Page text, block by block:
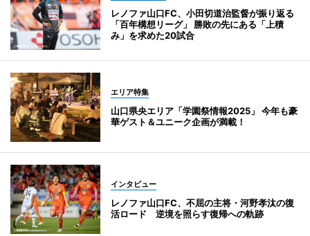
レノファ山口FC、小田切道治監督が振り返る
「百年構想リーグ」 勝敗の先にある「上積
み」を求めた20試合
エリア特集
山口県央エリア「学園祭情報2025」 今年も豪
華ゲスト＆ユニーク企画が満載！
インタビュー
レノファ山口FC、不屈の主将・河野孝汰の復
活ロード 逆境を照らす復帰への軌跡